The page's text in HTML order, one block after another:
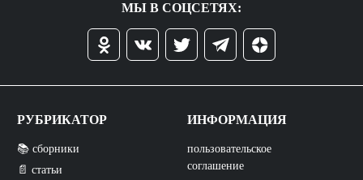
МЫ В СОЦСЕТЯХ:
РУБРИКАТОР
📚 сборники
📄 статьи
ИНФОРМАЦИЯ
пользовательское
соглашение